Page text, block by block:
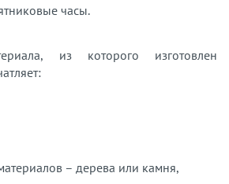
часы.
из которого изготовлен
– дерева или камня,